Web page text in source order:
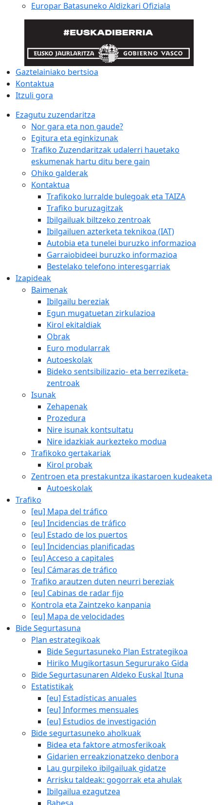
Europar Batasuneko Aldizkari Ofiziala
Gaztelainiako bertsioa
Kontaktua
Itzuli gora
Ezagutu zuzendaritza
Nor gara eta non gaude?
Egitura eta eginkizunak
Trafiko Zuzendaritzak udalerri hauetako
eskumenak hartu ditu bere gain
Ohiko galderak
Kontaktua
Trafikoko lurralde bulegoak eta TAIZA
Trafiko buruzagitzak
Ibilgailuak biltzeko zentroak
Ibilgailuen azterketa teknikoa (IAT)
Autobia eta tunelei buruzko informazioa
Garraiobideei buruzko informazioa
Bestelako telefono interesgarriak
Izapideak
Baimenak
Ibilgailu bereziak
Egun mugatuetan zirkulazioa
Kirol ekitaldiak
Obrak
Euro modularrak
Autoeskolak
Bideko sentsibilizazio- eta berreziketa-
zentroak
Isunak
Zehapenak
Prozedura
Nire isunak kontsultatu
Nire idazkiak aurkezteko modua
Trafikoko gertakariak
Kirol probak
Zentroen eta prestakuntza ikastaroen kudeaketa
Autoeskolak
Trafiko
[eu] Mapa del tráfico
[eu] Incidencias de tráfico
[eu] Estado de los puertos
[eu] Incidencias planificadas
[eu] Acceso a capitales
[eu] Cámaras de tráfico
Trafiko arautzen duten neurri bereziak
[eu] Cabinas de radar fijo
Kontrola eta Zaintzeko kanpania
[eu] Mapa de velocidades
Bide Segurtasuna
Plan estrategikoak
Bide Segurtasuneko Plan Estrategikoa
Hiriko Mugikortasun Segururako Gida
Bide Segurtasunaren Aldeko Euskal Ituna
Estatistikak
[eu] Estadísticas anuales
[eu] Informes mensuales
[eu] Estudios de investigación
Bide segurtasuneko aholkuak
Bidea eta faktore atmosferikoak
Gidarien erreakzionatzeko denbora
Lau gurpileko ibilgailuak gidatze
Arrisku taldeak: gogorrak eta ahulak
Ibilgailua ezagutzea